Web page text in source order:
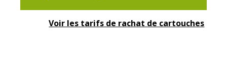
Voir les tarifs de rachat de cartouches